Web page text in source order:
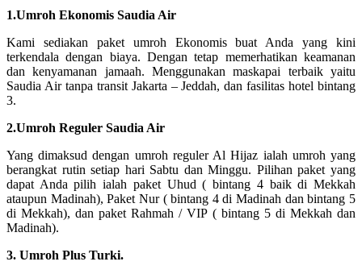
1.Umroh Ekonomis Saudia Air
Kami sediakan paket umroh Ekonomis buat Anda yang kini
terkendala dengan biaya. Dengan tetap memerhatikan keamanan
dan kenyamanan jamaah. Menggunakan maskapai terbaik yaitu
Saudia Air tanpa transit Jakarta – Jeddah, dan fasilitas hotel bintang
3.
2.Umroh Reguler Saudia Air
Yang dimaksud dengan umroh reguler Al Hijaz ialah umroh yang
berangkat rutin setiap hari Sabtu dan Minggu. Pilihan paket yang
dapat Anda pilih ialah paket Uhud ( bintang 4 baik di Mekkah
ataupun Madinah), Paket Nur ( bintang 4 di Madinah dan bintang 5
di Mekkah), dan paket Rahmah / VIP ( bintang 5 di Mekkah dan
Madinah).
3. Umroh Plus Turki.